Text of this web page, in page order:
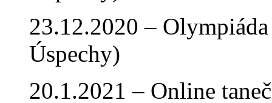
23.12.2020 –
Úspechy)
20.1.2021 – Online